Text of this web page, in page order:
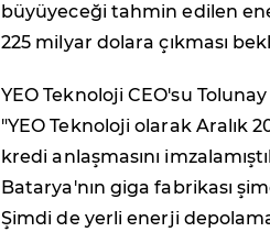
büyüyeceği tahmin edilen
225 milyar dolara çıkması
YEO Teknoloji CEO'su
"YEO Teknoloji olarak Aralık
kredi anlaşmasını
Batarya'nın giga fabrikası
Şimdi de yerli enerji